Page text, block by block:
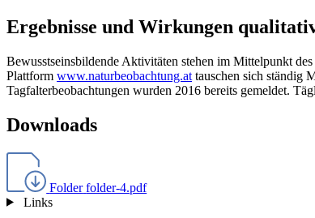
Ergebnisse und Wirkungen
Bewusstseinsbildende Aktivitäten stehen im Mittelpunkt
Plattform www.naturbeobachtung.at tauschen sich ständig
Tagfalterbeobachtungen wurden 2016 bereits gemeldet.
Downloads
Folder folder-4.pdf
Links